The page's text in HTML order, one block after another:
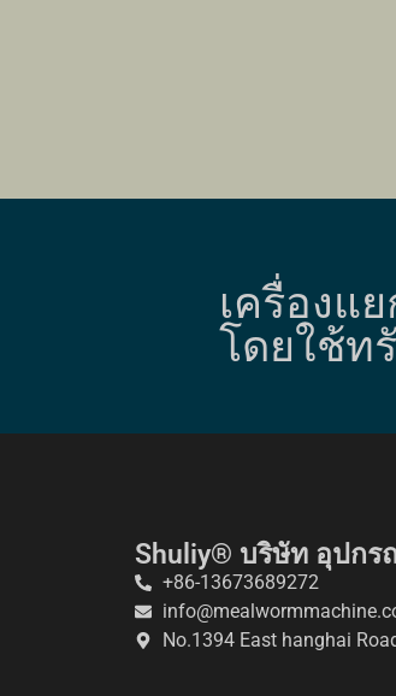
เครื่องแ
โดยใช้ท
Shuliy® บริษัท อุปกร
+86-13673689272
No.1394 East hanghai